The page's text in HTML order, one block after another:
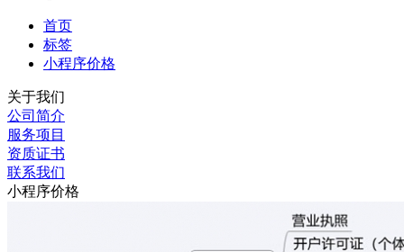
首页
标签
小程序价格
关于我们
公司简介
服务项目
资质证书
联系我们
小程序价格